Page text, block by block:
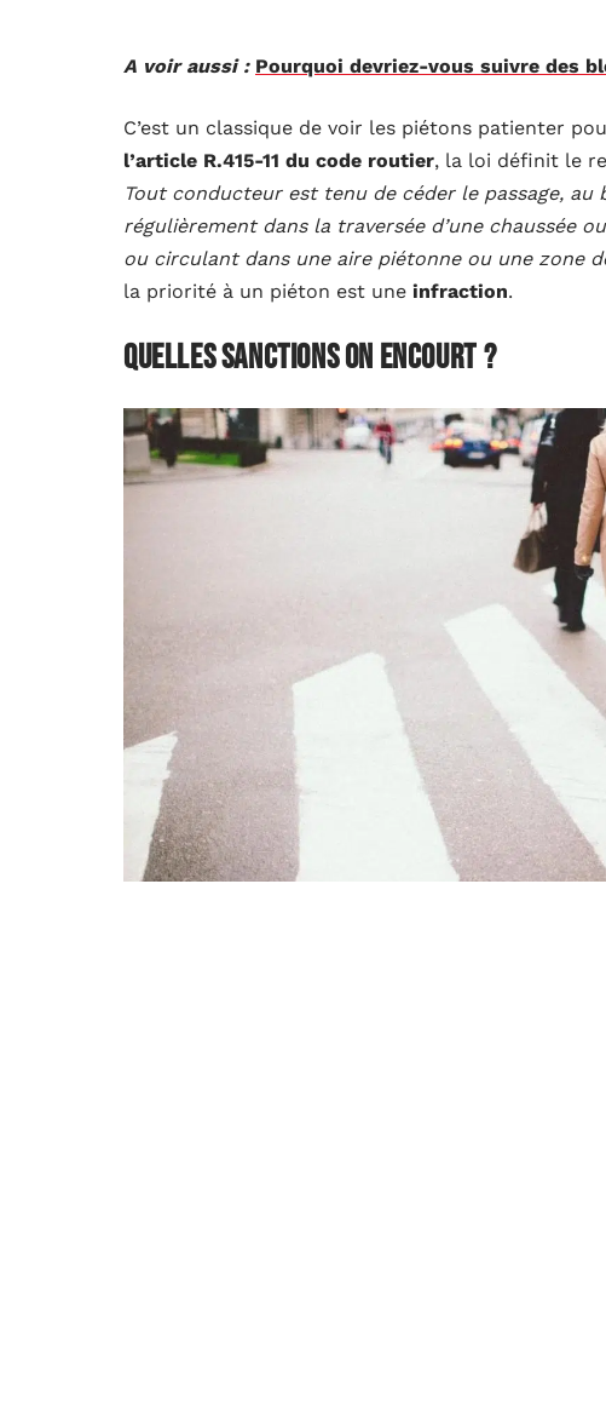
A voir aussi : Pourquoi devriez-vous suivre des
C’est un classique de voir les piétons patienter
l’article R.415-11 du code routier, la loi définit le
Tout conducteur est tenu de céder le passage, au
régulièrement dans la traversée d’une chaussée
ou circulant dans une aire piétonne ou une zone
la priorité à un piéton est une infraction.
Quelles sanctions on encourt ?